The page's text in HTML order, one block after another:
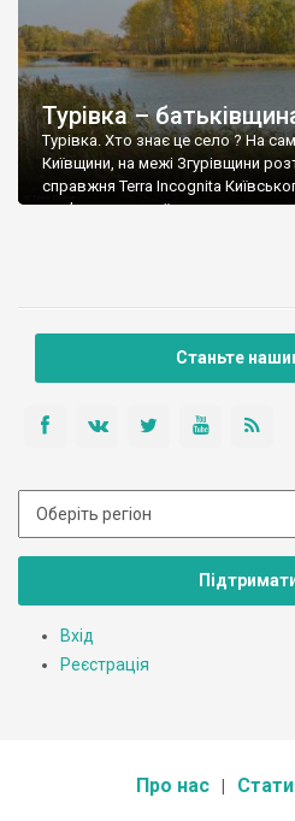
Турівка –
Турівка. Хто знає це село ? На
Київщини, на межі Згурівщини
справжня Terra Incognita
пов’язана з українським
Станьте
Вхід
Реєстрація
Про нас